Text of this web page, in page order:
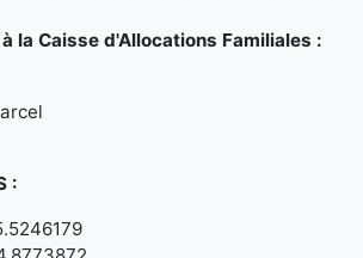
la Caisse d'Allocations Familiales :
: